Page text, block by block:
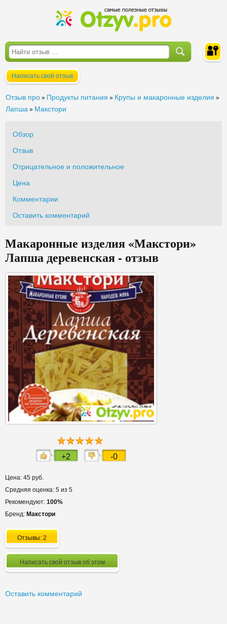
Написать свой отзыв
Отзыв про » Продукты питания » Крупы и макаронные изделия »
Лапша » Макстори
Обзор
Отзыв
Отрицательное и положительное
Цена
Комментарии
Оставить комментарий
Макаронные изделия «Макстори»
Лапша деревенская - отзыв
+2 -0
Цена: 45 руб.
Средняя оценка: 5 из 5
Рекомендуют: 100%
Бренд: Макстори
Отзывы: 2
Написать свой отзыв об этом
Оставить комментарий